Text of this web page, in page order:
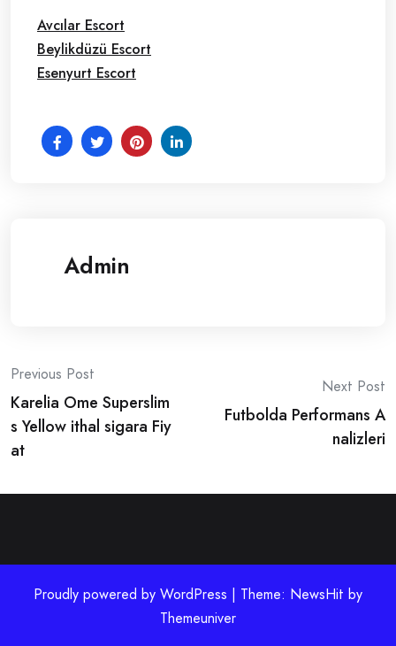
Avcılar Escort
Beylikdüzü Escort
Esenyurt Escort
Admin
Post
navigation
Previous Post
Karelia Ome Superslim
s Yellow ithal sigara Fiy
at
Next Post
Futbolda Performans A
nalizleri
Proudly powered by WordPress | Theme: NewsHit by
Themeuniver